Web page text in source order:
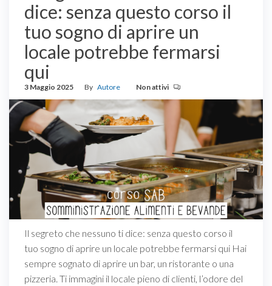
dice: senza questo corso il
tuo sogno di aprire un
locale potrebbe fermarsi
qui
3 Maggio 2025 By Autore Non attivi
Il segreto che nessuno ti dice: senza questo corso il
tuo sogno di aprire un locale potrebbe fermarsi qui Hai
sempre sognato di aprire un bar, un ristorante o una
pizzeria. Ti immagini il locale pieno di clienti, l’odore del